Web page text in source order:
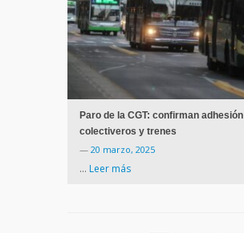
Paro de la CGT: confirman adhesión
colectiveros y trenes
— 20 marzo, 2025
… Leer más